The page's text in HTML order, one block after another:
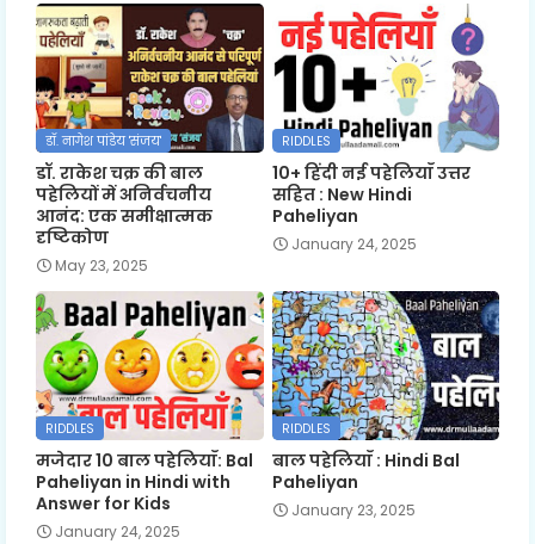
डॉ. नागेश पांडेय 'संजय'
डॉ. राकेश चक्र की बाल
पहेलियों में अनिर्वचनीय
आनंद: एक समीक्षात्मक
दृष्टिकोण
May 23, 2025
RIDDLES
10+ हिंदी नई पहेलियाँ उत्तर
सहित : New Hindi
Paheliyan
January 24, 2025
RIDDLES
मजेदार 10 बाल पहेलियाँ: Bal
Paheliyan in Hindi with
Answer for Kids
January 24, 2025
RIDDLES
बाल पहेलियाँ : Hindi Bal
Paheliyan
January 23, 2025